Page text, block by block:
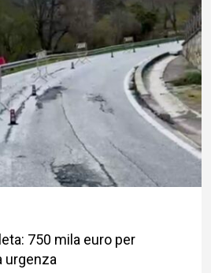
750 mila euro per
urgenza